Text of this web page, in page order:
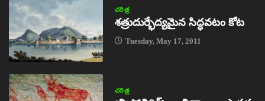
చరిత్ర
శత్రుదుర్భేద్యమైన సిద్ధవటం కోట
Tuesday, May 17, 2011
చరిత్ర